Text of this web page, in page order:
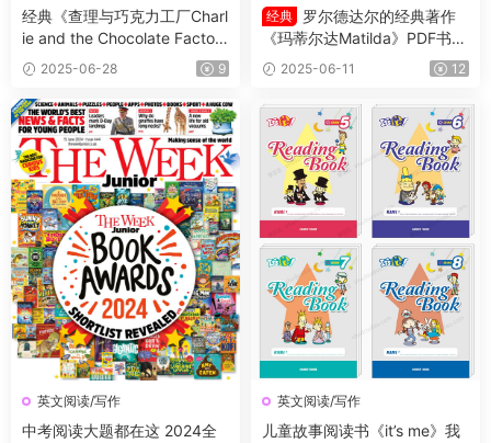
经典《查理与巧克力工厂Charl
ie and the Chocolate Factor
y》PDF书籍+原版阅读理解练
习纸含答案
2025-06-28 9
经典
罗尔德达尔的经典著作
《玛蒂尔达Matilda》PDF书籍
+练习册
2025-06-11 12
英文阅读/写作
中考阅读大题都在这 2024全
英文阅读/写作
儿童故事阅读书《it’s me》我